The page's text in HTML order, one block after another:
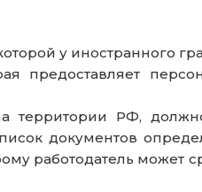
у иностранного
предоставляет
территории РФ,
документов
работодатель